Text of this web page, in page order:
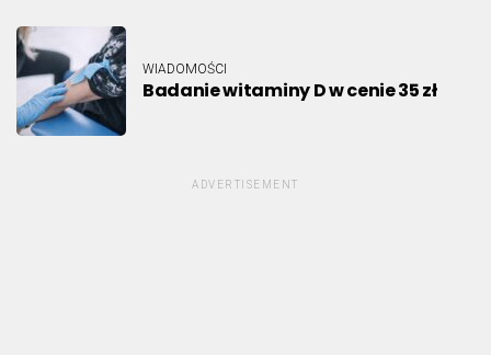
WIADOMOŚCI
Badanie witaminy D w cenie 35 zł
ADVERTISEMENT